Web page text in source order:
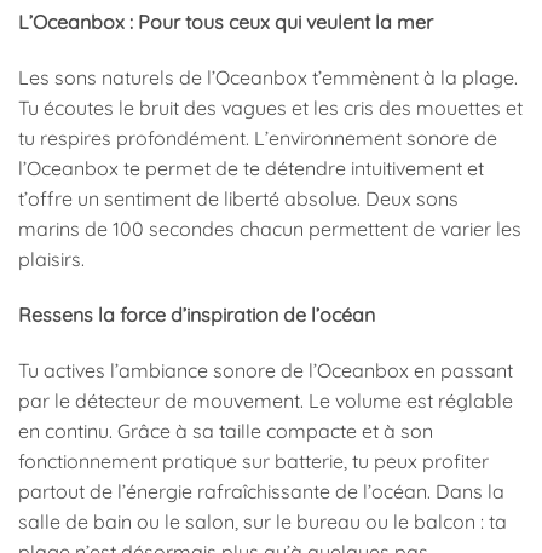
L’Oceanbox : Pour tous ceux qui veulent la mer
Les sons naturels de l’Oceanbox t’emmènent à la plage.
Tu écoutes le bruit des vagues et les cris des mouettes et
tu respires profondément. L’environnement sonore de
l’Oceanbox te permet de te détendre intuitivement et
t’offre un sentiment de liberté absolue. Deux sons
marins de 100 secondes chacun permettent de varier les
plaisirs.
Ressens la force d’inspiration de l’océan
Tu actives l’ambiance sonore de l’Oceanbox en passant
par le détecteur de mouvement. Le volume est réglable
en continu. Grâce à sa taille compacte et à son
fonctionnement pratique sur batterie, tu peux profiter
partout de l’énergie rafraîchissante de l’océan. Dans la
salle de bain ou le salon, sur le bureau ou le balcon : ta